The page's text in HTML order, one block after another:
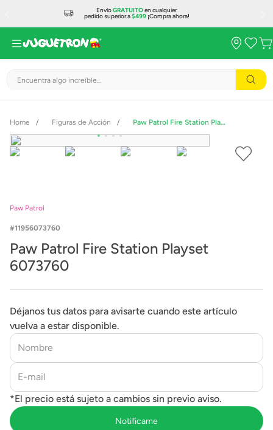
EnvíoGRATUITOen cualquier
pedido superior a$499¡Compra ahora!
Encuentra algo increíble...
Figuras de Acción Paw Patrol Fire Station Playset 6073760
Paw Patrol
11956073760
Paw Patrol Fire Station Playset
6073760
Déjanos tus datos para avisarte cuando este artículo
vuelva a estar disponible.